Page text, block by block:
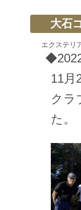
大石
エクステリ
11月
クラ
た。